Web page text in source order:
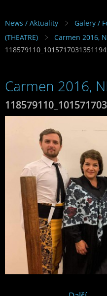
News / Aktuality Galery /
(THEATRE)
Carmen 2016,
Carmen 2016,